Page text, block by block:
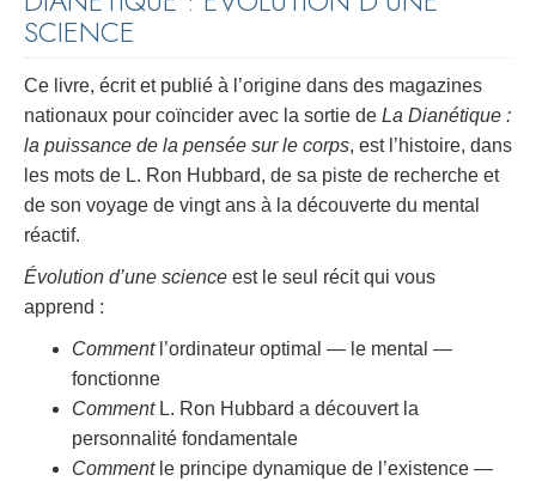
SCIENCE
Ce livre, écrit et publié à l’origine dans des magazines
nationaux pour coïncider avec la sortie de La Dianétique :
la puissance de la pensée sur le corps, est l’histoire, dans
les mots de L. Ron Hubbard, de sa piste de recherche et
de son voyage de vingt ans à la découverte du mental
réactif.
Évolution d’une science est le seul récit qui vous
apprend :
Commentl’ordinateur optimal — le mental —
fonctionne
CommentL. Ron Hubbard a découvert la
personnalité fondamentale
Commentle principe dynamique de l’existence —